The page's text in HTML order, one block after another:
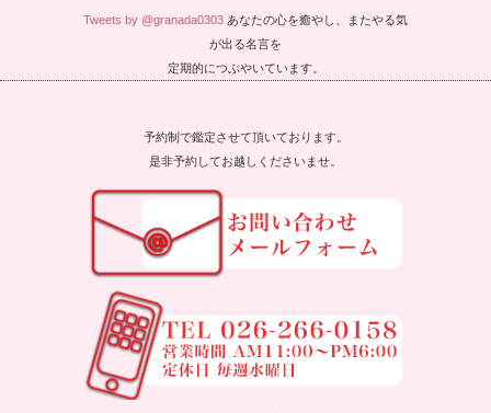
Tweets by @granada0303 あなたの心を癒やし、またやる気
が出る名言を
定期的につぶやいています。
予約制で鑑定させて頂いております。
是非予約してお越しくださいませ。